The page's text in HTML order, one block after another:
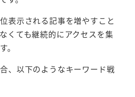
表示される記事を増やすこと
くても継続的にアクセスを集
。
、以下のようなキーワード戦